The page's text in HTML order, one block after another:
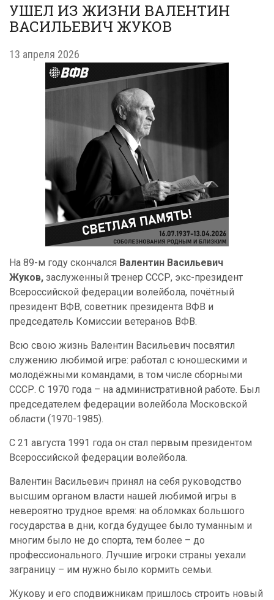
УШЕЛ ИЗ ЖИЗНИ ВАЛЕНТИН
ВАСИЛЬЕВИЧ ЖУКОВ
13 апреля 2026
На 89-м году скончался Валентин Васильевич
Жуков, заслуженный тренер СССР, экс-президент
Всероссийской федерации волейбола, почётный
президент ВФВ, советник президента ВФВ и
председатель Комиссии ветеранов ВФВ.
Всю свою жизнь Валентин Васильевич посвятил
служению любимой игре: работал с юношескими и
молодёжными командами, в том числе сборными
СССР. С 1970 года – на административной работе. Был
председателем федерации волейбола Московской
области (1970-1985).
С 21 августа 1991 года он стал первым президентом
Всероссийской федерации волейбола.
Валентин Васильевич принял на себя руководство
высшим органом власти нашей любимой игры в
невероятно трудное время: на обломках большого
государства в дни, когда будущее было туманным и
многим было не до спорта, тем более – до
профессионального. Лучшие игроки страны уехали
заграницу – им нужно было кормить семьи.
Жукову и его сподвижникам пришлось строить новый